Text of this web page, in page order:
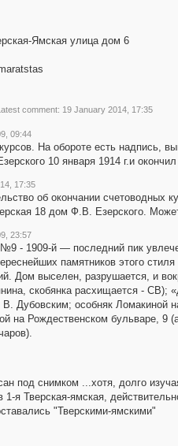
Ямская улица дом 6
comment: 19 January 2014, 17:35
09:44
На обороте есть надпись,
10 января 1914 г.и
17:35
об окончании счетоводных
18 дом Ф.В. Езерского.
23:57
- 1909-й — последний пик
памятников этого
Дом выселен, разрушается, и
скобянка расхищается - СВ);
Дубовским; особняк Ломакиной
на Рождественском бульваре, 9
под снимком ...хотя, долго
1-я Тверская-ямская,
"Тверскими-ямскими"